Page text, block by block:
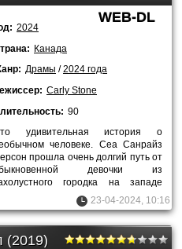
WEB-DL
2024
Канада
Драмы /2024 года
Carly Stone
90
удивительная история о
человеке. Сеа Санрайз
прошла очень долгий путь от
девочки из
городка на западе
до известной супермодели и
23-04-2024, 10:16
(2019)